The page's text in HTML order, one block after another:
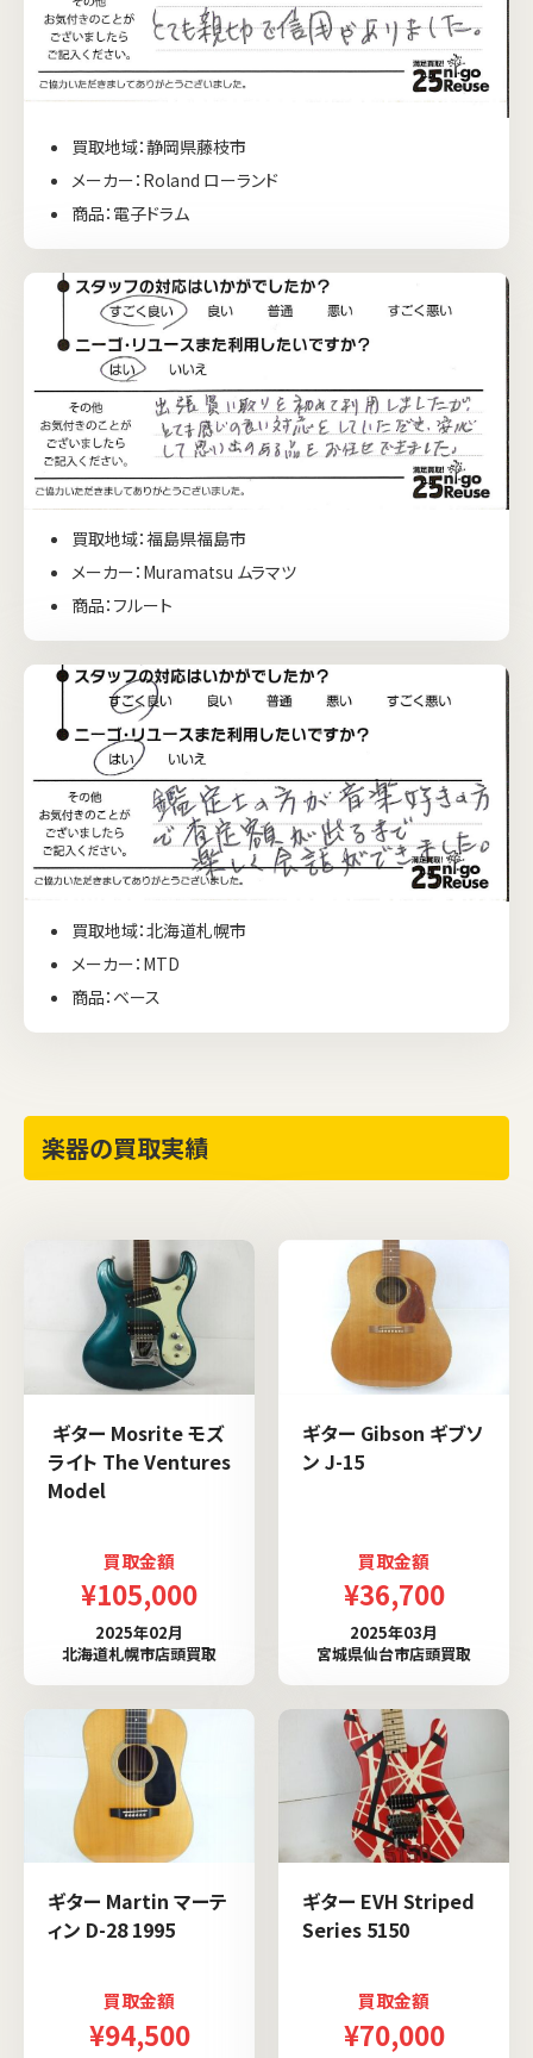
買取地域：静岡県藤枝市
メーカー：Roland ローランド
商品：電子ドラム
買取地域：福島県福島市
メーカー：Muramatsu ムラマツ
商品：フルート
買取地域：北海道札幌市
メーカー：MTD
商品：ベース
楽器の買取実績
ギター Mosrite モズ
ライト The Ventures
Model
買取金額
¥105,000
2025年02月
北海道札幌市店頭買取
ギター Gibson ギブソ
ン J-15
買取金額
¥36,700
2025年03月
宮城県仙台市店頭買取
ギター Martin マーテ
ィン D-28 1995
買取金額
¥94,500
ギター EVH Striped
Series 5150
買取金額
¥70,000